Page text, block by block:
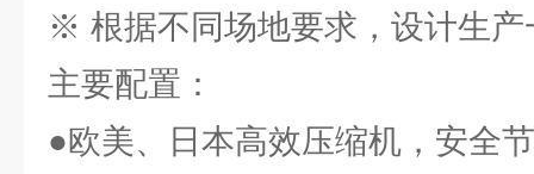
※ 根据不同场地要求，设计生产
主要配置：
●欧美、日本高效压缩机，安全